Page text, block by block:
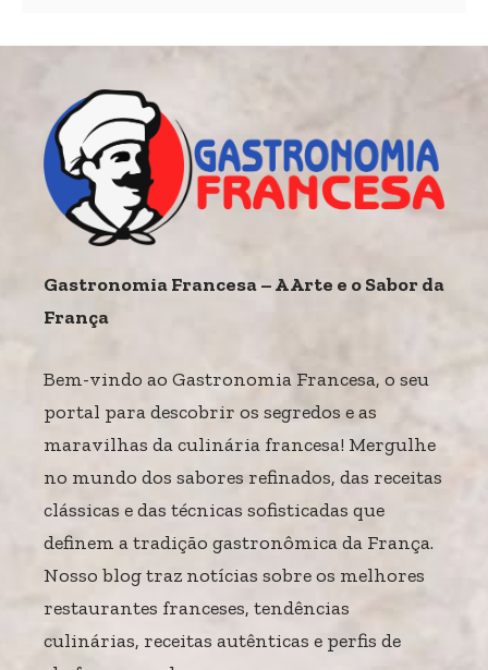
Gastronomia Francesa – A Arte e o Sabor da
França
Bem-vindo ao Gastronomia Francesa, o seu
portal para descobrir os segredos e as
maravilhas da culinária francesa! Mergulhe
no mundo dos sabores refinados, das receitas
clássicas e das técnicas sofisticadas que
definem a tradição gastronômica da França.
Nosso blog traz notícias sobre os melhores
restaurantes franceses, tendências
culinárias, receitas autênticas e perfis de